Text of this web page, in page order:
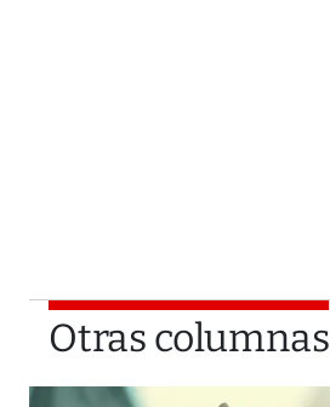
Otras columnas